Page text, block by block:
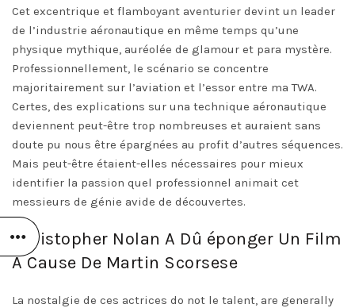
Cet excentrique et flamboyant aventurier devint un leader
de l’industrie aéronautique en même temps qu’une
physique mythique, auréolée de glamour et para mystère.
Professionnellement, le scénario se concentre
majoritairement sur l’aviation et l’essor entre ma TWA.
Certes, des explications sur una technique aéronautique
deviennent peut-être trop nombreuses et auraient sans
doute pu nous être épargnées au profit d’autres séquences.
Mais peut-être étaient-elles nécessaires pour mieux
identifier la passion quel professionnel animait cet
messieurs de génie avide de découvertes.
Christopher Nolan A Dû éponger Un Film
À Cause De Martin Scorsese
La nostalgie de ces actrices do not le talent, are generally